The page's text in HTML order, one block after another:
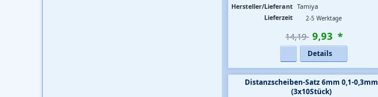
Hersteller/Lieferant Tamiya
Lieferzeit
2-5 Werktage
14,19  9,93 *
Details
Distanzscheiben-Satz 6mm 0,1-0,3mm
(3x10Stück)